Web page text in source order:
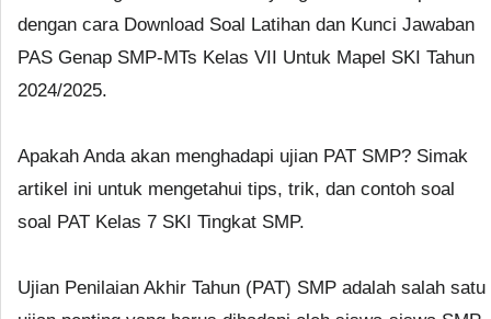
dengan cara Download Soal Latihan dan Kunci Jawaban
PAS Genap SMP-MTs Kelas VII Untuk Mapel SKI Tahun
2024/2025.
Apakah Anda akan menghadapi ujian PAT SMP? Simak
artikel ini untuk mengetahui tips, trik, dan contoh soal
soal PAT Kelas 7 SKI Tingkat SMP.
Ujian Penilaian Akhir Tahun (PAT) SMP adalah salah satu